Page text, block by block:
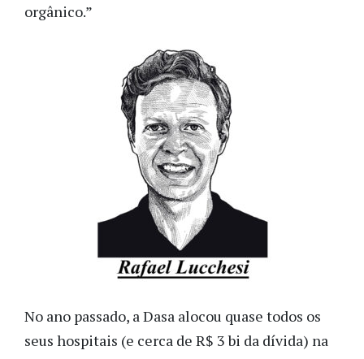
orgânico.”
No ano passado, a Dasa alocou quase todos os
seus hospitais (e cerca de R$ 3 bi da dívida) na